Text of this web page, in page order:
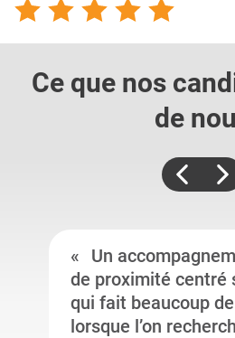
Ce que nos
de
Un
de proximité centré
qui fait beaucoup
lorsque l’on